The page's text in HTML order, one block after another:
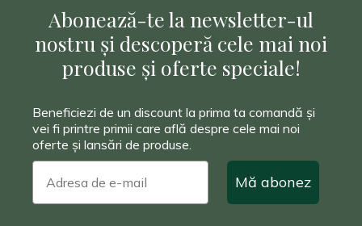
Abonează-te la newsletter-ul
nostru și descoperă cele mai noi
produse și oferte speciale!
Beneficiezi de un discount la prima ta comandă și
vei fi printre primii care află despre cele mai noi
oferte și lansări de produse.
Mă abonez